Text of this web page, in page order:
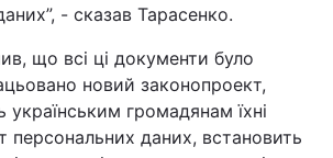
- сказав Тарасенко.
що всі ці документи було
новий законопроект,
українським громадянам їхні
персональних даних, встановить